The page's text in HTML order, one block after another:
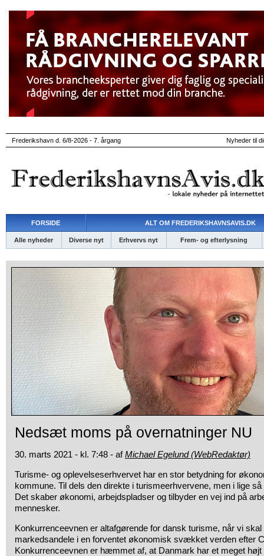
Frederikshavn d. 6/8-2026 - 7. årgang Nyheder til
FORSIDE ALT OM FREDERIKSHAVNSAVIS.DK
Alle nyheder Diverse nyt Erhvervs nyt Frem- og efterlysning
Nedsæt moms på overnatninger NU
30. marts 2021 - kl. 7:48 - afMichael Egelund (WebRedaktør)
Turisme- og oplevelseserhvervet har en stor betydning for
kommune. Til dels den direkte i turismeerhvervene, men i lige
Det skaber økonomi, arbejdspladser og tilbyder en vej ind på
mennesker.
Konkurrenceevnen er altafgørende for dansk turisme, når vi
markedsandele i en forventet økonomisk svækket verden efter
Konkurrenceevnen er hæmmet af, at Danmark har et meget